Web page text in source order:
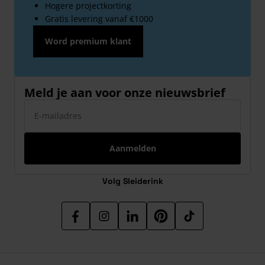
Hogere projectkorting
Gratis levering vanaf €1000
Word premium klant
Meld je aan voor onze nieuwsbrief
Aanmelden
Volg Sleiderink